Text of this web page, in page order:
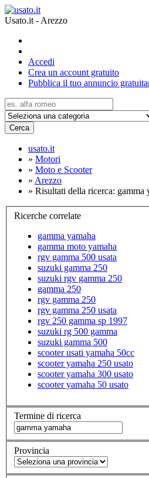
Usato.it - Arezzo
Accedi
Crea un account gratuito
Pubblica il tuo annuncio
Cerca
usato.it
» Motori
» Moto e Scooter
» Arezzo
» Risultati della ricerca: gamma
Ricerche correlate
gamma yamaha
gamma moto yamaha
rgv gamma 500 usata
suzuki gamma 250
suzuki rgv gamma 250
gamma 250
rgv gamma 250
rgv gamma 250 usata
rgv 250 gamma sp 1997
suzuki rg 500 gamma
suzuki gamma 500
scooter usati yamaha 50cc
scooter yamaha 250 usato
scooter yamaha 300 usato
scooter yamaha 50 usato
Termine di ricerca
Provincia